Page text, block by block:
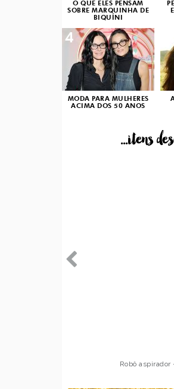
O QUE ELES PENSAM
SOBRE MARQUINHA DE
BIQUÍNI
MODA PARA MULHERES
ACIMA DOS 50 ANOS
4
...itens
Robô aspirador –